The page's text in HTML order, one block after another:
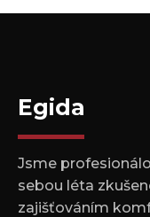
Egida
Jsme
sebou léta
zajišťováním